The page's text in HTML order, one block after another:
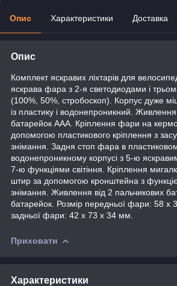
Опис Характеристики Доставка
Опис
Комплект яскравих ліхтарів для
яскрава фара з 2-я светодиодами і
(100%, 50%, стробоскоп). Корпус дуже
із пластику і водонепроникний.
батарейок ААА. Кріплення фари на
допомогою пластикового кріплення з
знімання. Задня стоп фара в
водонепроникному корпусі з 5-ю
7-ю функціями світіння. Кріплення
штир за допомогою кронштейна з
знімання. Живлення від 2 пальчикових
батарейок. Розмір передньої фари: 58 х
задньої фари: 42 х 73 х 34 мм.
Приховати
Характеристики